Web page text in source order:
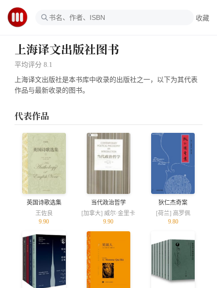
收藏
上海译文出版社 图书
平均评分 8.1
上海译文出版社是本书库中收录的出版社之一，以下为其代表
作品与最新收录的图书。
代表作品
英国诗歌选集
王佐良
9.90
当代政治哲学
[加拿大] 威尔·金里卡
9.90
狄仁杰奇案
[荷兰] 高罗佩
9.80